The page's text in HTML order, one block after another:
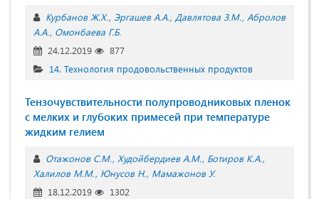
Курбанов Ж.Х. Эргашев А.А. Давлятова З.М. Абролов
А.А. Омонбаева Г.Б.
24.12.2019
877
14. Технология продовольственных продуктов
Тензочувствительности полупроводниковых пленок
с мелких и глубоких примесей при температуре
жидким гелием
Отажонов С.М. Худойбердиев А.М. Ботиров К.А.
Халилов М.М. Юнусов Н. Мамажонов У.
18.12.2019
1302